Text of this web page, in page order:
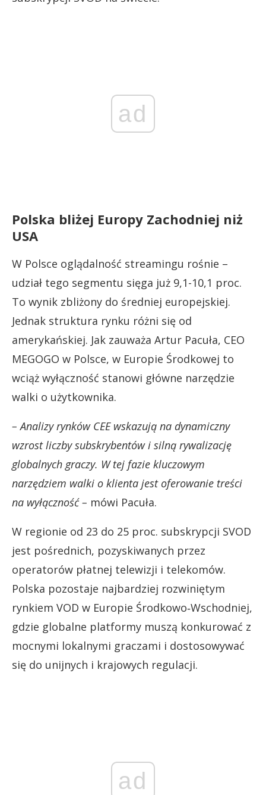
ad
Polska bliżej Europy Zachodniej niż
USA
W Polsce oglądalność streamingu rośnie –
udział tego segmentu sięga już 9,1-10,1 proc.
To wynik zbliżony do średniej europejskiej.
Jednak struktura rynku różni się od
amerykańskiej. Jak zauważa Artur Pacuła, CEO
MEGOGO w Polsce, w Europie Środkowej to
wciąż wyłączność stanowi główne narzędzie
walki o użytkownika.
– Analizy rynków CEE wskazują na dynamiczny
wzrost liczby subskrybentów i silną rywalizację
globalnych graczy. W tej fazie kluczowym
narzędziem walki o klienta jest oferowanie treści
na wyłączność – mówi Pacuła.
W regionie od 23 do 25 proc. subskrypcji SVOD
jest pośrednich, pozyskiwanych przez
operatorów płatnej telewizji i telekomów.
Polska pozostaje najbardziej rozwiniętym
rynkiem VOD w Europie Środkowo‑Wschodniej,
gdzie globalne platformy muszą konkurować z
mocnymi lokalnymi graczami i dostosowywać
się do unijnych i krajowych regulacji.
ad